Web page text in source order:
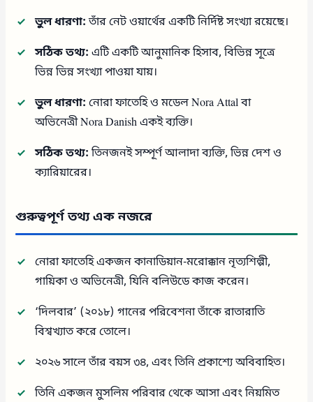
ভুল ধারণা:তাঁর নেট ওয়ার্থের একটি নির্দিষ্ট সংখ্যা রয়েছে।
সঠিক তথ্য: এটি একটি আনুমানিক হিসাব, বিভিন্ন সূত্রে
ভিন্ন ভিন্ন সংখ্যা পাওয়া যায়।
ভুল ধারণা: নোরা ফাতেহি ও মডেল Nora Attal বা
অভিনেত্রী Nora Danish একই ব্যক্তি।
সঠিক তথ্য:তিনজনই সম্পূর্ণ আলাদা ব্যক্তি, ভিন্ন দেশ ও
ক্যারিয়ারের।
গুরুত্বপূর্ণ তথ্য এক নজরে
নোরা ফাতেহি একজন কানাডিয়ান-মরোক্কান নৃত্যশিল্পী,
গায়িকা ও অভিনেত্রী, যিনি বলিউডে কাজ করেন।
‘দিলবার’ (২০১৮) গানের পরিবেশনা তাঁকে রাতারাতি
বিশ্বখ্যাত করে তোলে।
২০২৬ সালে তাঁর বয়স ৩৪, এবং তিনি প্রকাশ্যে অবিবাহিত।
তিনি একজন মুসলিম পরিবার থেকে আসা এবং নিয়মিত